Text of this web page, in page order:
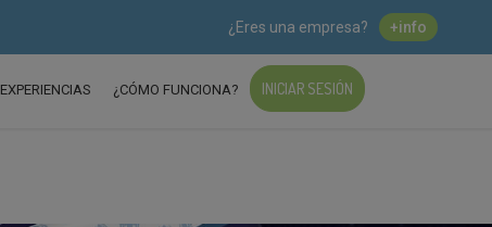
¿Eres una empresa? +info
EXPERIENCIAS ¿CÓMO FUNCIONA? INICIAR SESIÓN